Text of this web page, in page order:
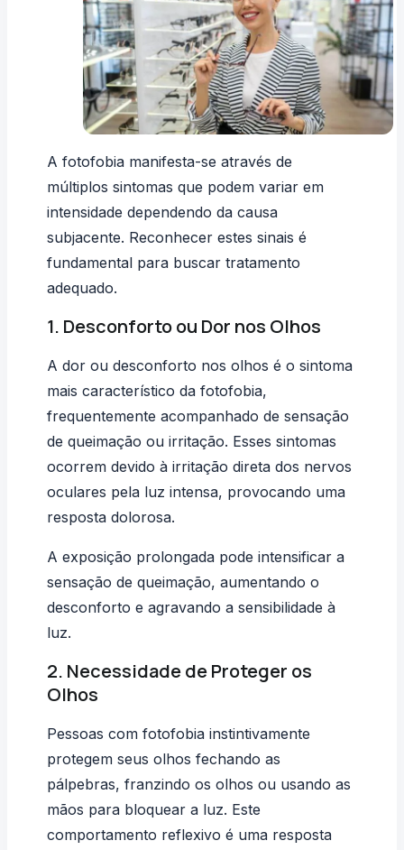
A fotofobia manifesta-se através de
múltiplos sintomas que podem variar em
intensidade dependendo da causa
subjacente. Reconhecer estes sinais é
fundamental para buscar tratamento
adequado.
1. Desconforto ou Dor nos Olhos
A dor ou desconforto nos olhos é o sintoma
mais característico da fotofobia,
frequentemente acompanhado de sensação
de queimação ou irritação. Esses sintomas
ocorrem devido à irritação direta dos nervos
oculares pela luz intensa, provocando uma
resposta dolorosa.
A exposição prolongada pode intensificar a
sensação de queimação, aumentando o
desconforto e agravando a sensibilidade à
luz.
2. Necessidade de Proteger os
Olhos
Pessoas com fotofobia instintivamente
protegem seus olhos fechando as
pálpebras, franzindo os olhos ou usando as
mãos para bloquear a luz. Este
comportamento reflexivo é uma resposta